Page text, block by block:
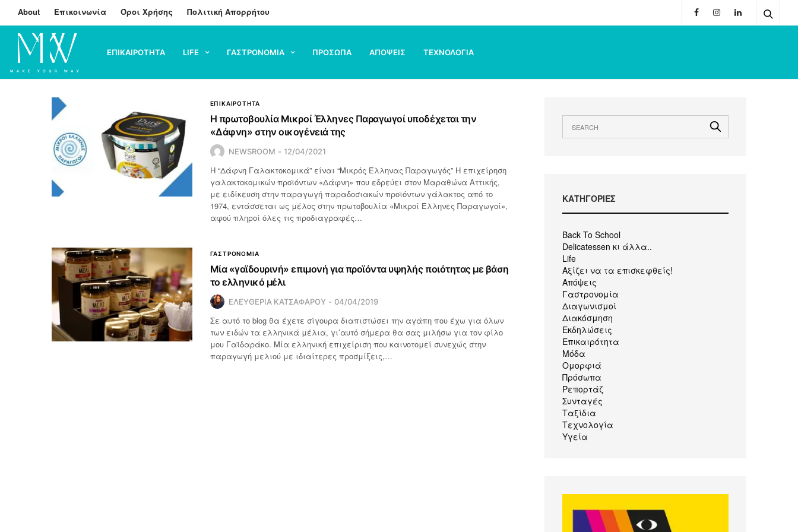
About Επικοινωνία Όροι Χρήσης Πολιτική Απορρήτου
ΕΠΙΚΑΙΡΟΤΗΤΑ LIFE ΓΑΣΤΡΟΝΟΜΙΑ ΠΡΟΣΩΠΑ ΑΠΟΨΕΙΣ ΤΕΧΝΟΛΟΓΙΑ
ΕΠΙΚΑΙΡΟΤΗΤΑ
Η πρωτοβουλία Μικροί Έλληνες Παραγωγοί υποδέχεται την
«Δάφνη» στην οικογένειά της
NEWSROOM 12/04/2021
Η “Δάφνη Γαλακτοκομικά” είναι “Μικρός Έλληνας Παραγωγός” Η επιχείρηση
γαλακτοκομικών προϊόντων «Δάφνη» που εδρεύει στον Μαραθώνα Αττικής,
με ειδίκευση στην παραγωγή παραδοσιακών προϊόντων γάλακτος από το
1974, εντάσσεται ως μέλος στην πρωτοβουλία «Μικροί Έλληνες Παραγωγοί»,
αφού πληροί όλες τις προδιαγραφές…
ΓΑΣΤΡΟΝΟΜΙΑ
Μία «γαϊδουρινή» επιμονή για προϊόντα υψηλής ποιότητας με βάση
το ελληνικό μέλι
ΕΛΕΥΘΕΡΙΑ ΚΑΤΣΑΦΑΡΟΥ 04/04/2019
Σε αυτό το blog θα έχετε σίγουρα διαπιστώσει την αγάπη που έχω για όλων
των ειδών τα ελληνικά μέλια, γι’αυτό σήμερα θα σας μιλήσω για τον φίλο
μου Γαϊδαράκο. Μία ελληνική επιχείριση που καινοτομεί συνεχώς στην
παραγωγή μελιού με ιδιαίτερες προσμίξεις,…
KΑΤΗΓΟΡΙΕΣ
Back To School
Delicatessen κι άλλα..
Life
Αξίζει να τα επισκεφθείς!
Απόψεις
Γαστρονομία
Διαγωνισμοί
Διακόσμηση
Εκδηλώσεις
Επικαιρότητα
Μόδα
Ομορφιά
Πρόσωπα
Ρεπορτάζ
Συνταγές
Ταξίδια
Τεχνολογία
Υγεία